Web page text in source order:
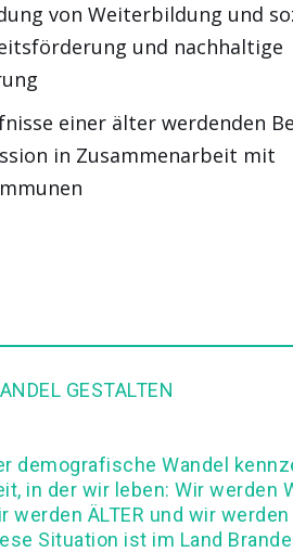
von Weiterbildung und
und nachhaltige
einer älter werdenden
in Zusammenarbeit mit
GESTALTEN
demografische Wandel
in der wir leben: Wir werden
werden ÄLTER und wir werden
Situation ist im Land